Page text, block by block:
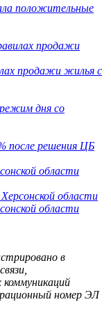
положительные
продажи жилья с
дня со
после решения ЦБ
области
области
в
номер ЭЛ